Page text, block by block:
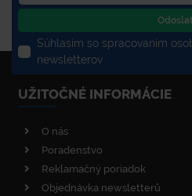
Súhlasím so spracovaním
newsletterov
UŽITOČNÉ INFORMÁCIE
O nás
Poradenstvo
Reklamačný poriadok
Objednávka newsletterů